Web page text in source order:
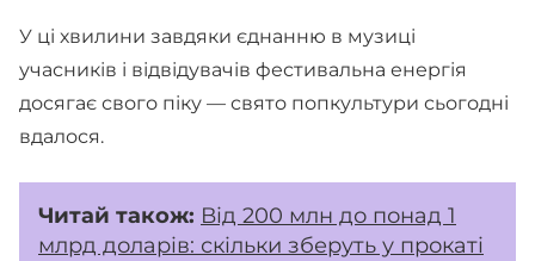
У ці хвилини завдяки єднанню в музиці
учасників і відвідувачів фестивальна енергія
досягає свого піку — свято попкультури сьогодні
вдалося.
Читай також: Від 200 млн до понад 1
млрд доларів: скільки зберуть у прокаті